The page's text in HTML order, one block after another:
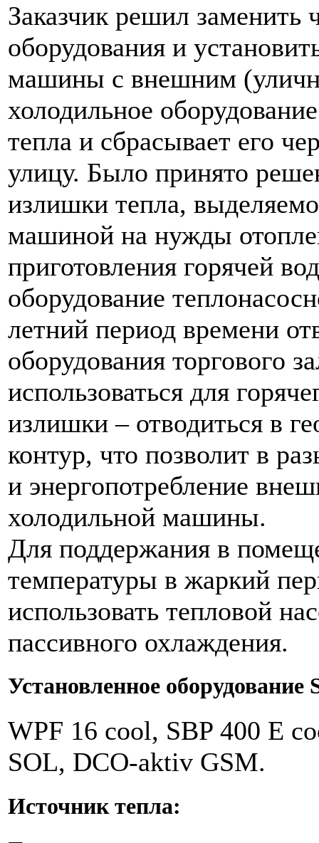
Заказчик решил заменить
оборудования и
машины с внешним
холодильное
тепла и сбрасывает его
улицу. Было принято
излишки тепла,
машиной на нужды
приготовления горячей
оборудование
летний период времени
оборудования торгового
использоваться для
излишки – отводиться в
контур, что позволит в
и энергопотребление
холодильной машины.
Для поддержания в
температуры в жаркий
использовать тепловой
пассивного охлаждения.
Установленное
WPF 16 cool, SBP 400 E
SOL, DCO-aktiv GSM.
Источник тепла: